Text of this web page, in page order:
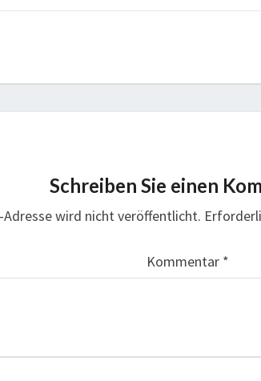
Schreiben Sie einen
Adresse wird nicht veröffentlicht.
Kommentar *